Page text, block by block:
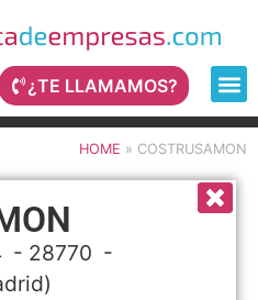
¿TE LLAMAMOS?
HOME » COSTRUSAMON
- 28770 -